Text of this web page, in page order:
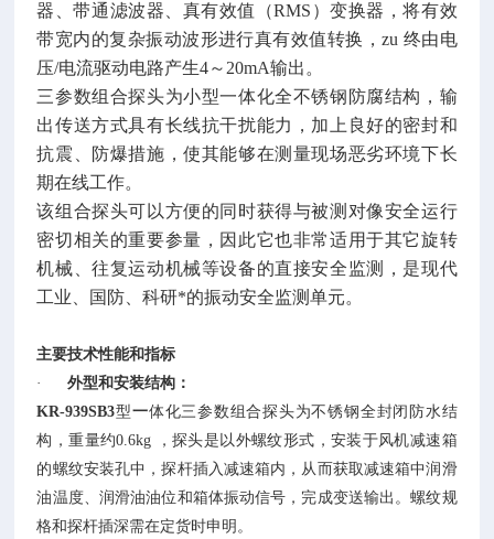
器、带通滤波器、真有效值（RMS）变换器，将有效
带宽内的复杂振动波形进行真有效值转换，zu 终由电
压/电流驱动电路产生4～20mA输出。
三参数组合探头为小型一体化全不锈钢防腐结构，输
出传送方式具有长线抗干扰能力，加上良好的密封和
抗震、防爆措施，使其能够在测量现场恶劣环境下长
期在线工作。
该组合探头可以方便的同时获得与被测对像安全运行
密切相关的重要参量，因此它也非常适用于其它旋转
机械、往复运动机械等设备的直接安全监测，是现代
工业、国防、科研*的振动安全监测单元。
主要技术性能和指标
·
外型和安装结构：
KR-939SB3型一体化三参数组合探头为不锈钢全封闭防水结
构，重量约0.6kg ，探头是以外螺纹形式，安装于风机减速箱
的螺纹安装孔中，探杆插入减速箱内，从而获取减速箱中润滑
油温度、润滑油油位和箱体振动信号，完成变送输出。螺纹规
格和探杆插深需在定货时申明。